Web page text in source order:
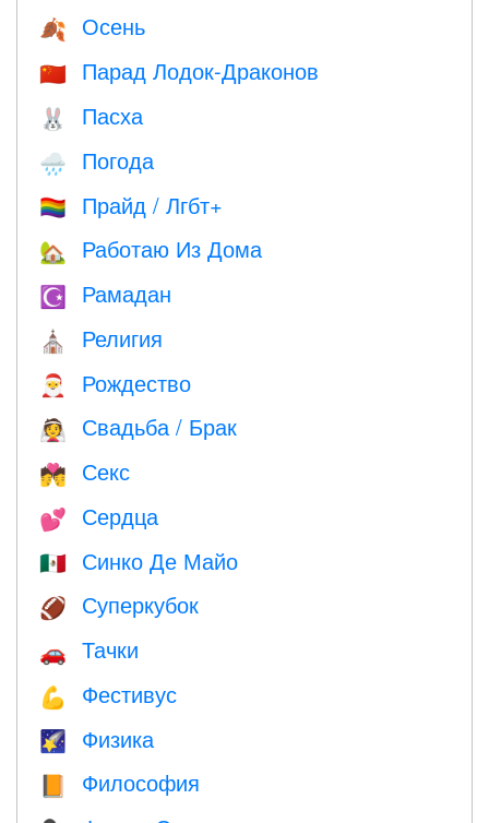
🍂 Осень
🇨🇳 Парад Лодок-Драконов
🐰 Пасха
🌧 Погода
🏳️‍🌈 Прайд / Лгбт+
🏡 Работаю Из Дома
☪️ Рамадан
⛪️ Религия
🎅 Рождество
👰 Свадьба / Брак
💏 Секс
💕 Сердца
🇲🇽 Синко Де Майо
🏈 Суперкубок
🚗 Тачки
💪 Фестивус
🌠 Физика
📙 Философия